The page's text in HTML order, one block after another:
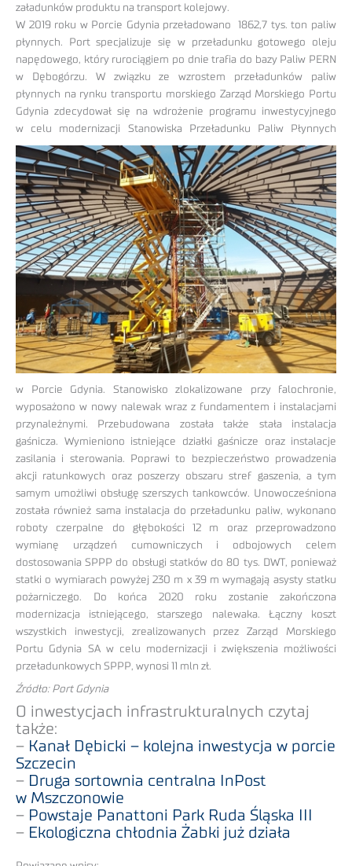
załadunków produktu na transport kolejowy.
W 2019 roku w Porcie Gdynia przeładowano 1862,7 tys. ton paliw
płynnych. Port specjalizuje się w przeładunku gotowego oleju
napędowego, który rurociągiem po dnie trafia do bazy Paliw PERN
w Dębogórzu. W związku ze wzrostem przeładunków paliw
płynnych na rynku transportu morskiego Zarząd Morskiego Portu
Gdynia zdecydował się na wdrożenie programu inwestycyjnego
w celu modernizacji Stanowiska Przeładunku Paliw Płynnych
w Porcie Gdynia. Stanowisko zlokalizowane przy falochronie,
wyposażono w nowy nalewak wraz z fundamentem i instalacjami
przynależnymi. Przebudowana została także stała instalacja
gaśnicza. Wymieniono istniejące działki gaśnicze oraz instalacje
zasilania i sterowania. Poprawi to bezpieczeństwo prowadzenia
akcji ratunkowych oraz poszerzy obszaru stref gaszenia, a tym
samym umożliwi obsługę szerszych tankowców. Unowocześniona
została również sama instalacja do przeładunku paliw, wykonano
roboty czerpalne do głębokości 12 m oraz przeprowadzono
wymianę urządzeń cumowniczych i odbojowych celem
dostosowania SPPP do obsługi statków do 80 tys. DWT, ponieważ
statki o wymiarach powyżej 230 m x 39 m wymagają asysty statku
pożarniczego. Do końca 2020 roku zostanie zakończona
modernizacja istniejącego, starszego nalewaka. Łączny koszt
wszystkich inwestycji, zrealizowanych przez Zarząd Morskiego
Portu Gdynia SA w celu modernizacji i zwiększenia możliwości
przeładunkowych SPPP, wynosi 11 mln zł.
Źródło: Port Gdynia
O inwestycjach infrastrukturalnych czytaj
także:
– Kanał Dębicki – kolejna inwestycja w porcie
Szczecin
– Druga sortownia centralna InPost
w Mszczonowie
– Powstaje Panattoni Park Ruda Śląska III
– Ekologiczna chłodnia Żabki już działa